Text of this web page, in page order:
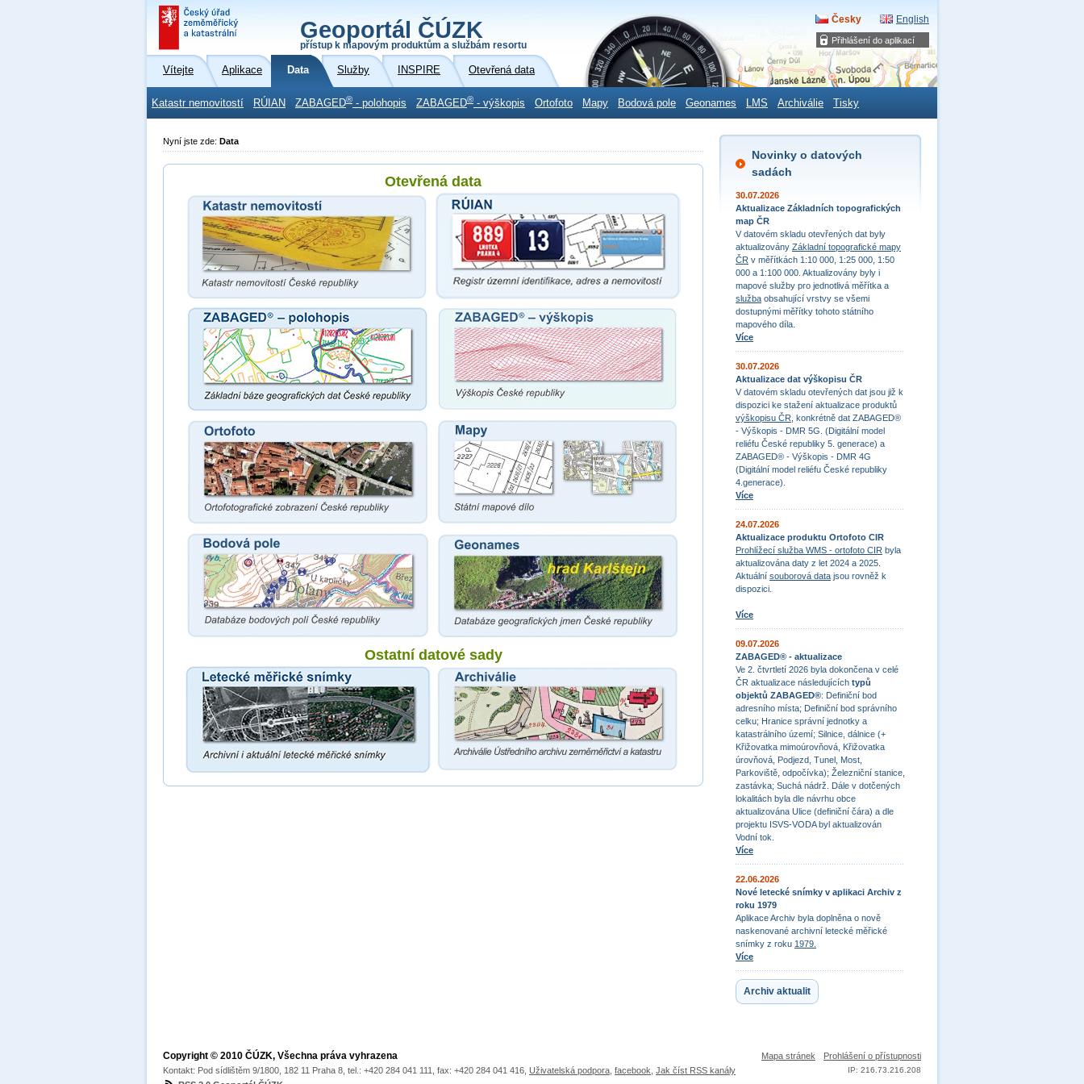
Přihlášení do aplikací
Geoportál ČÚZK
přístup k mapovým produktům a službám resortu
Česky English
Vítejte Aplikace Data Služby INSPIRE Otevřená data
Katastr nemovitostí RÚIAN ZABAGED® - polohopis ZABAGED® - výškopis Ortofoto Mapy Bodová pole Geonames LMS Archiválie Tisky
Novinky o datových
sadách
30.07.2026
Aktualizace Základních topografických
map ČR
V datovém skladu otevřených dat byly
aktualizovány Základní topografické mapy
ČR v měřítkách 1:10 000, 1:25 000, 1:50
000 a 1:100 000. Aktualizovány byly i
mapové služby pro jednotlivá měřítka a
služba obsahující vrstvy se všemi
dostupnými měřítky tohoto státního
mapového díla.
Více
30.07.2026
Aktualizace dat výškopisu ČR
V datovém skladu otevřených dat jsou již k
dispozici ke stažení aktualizace produktů
výškopisu ČR , konkrétně dat ZABAGED®
- Výškopis - DMR 5G. (Digitální model
reliéfu České republiky 5. generace) a
ZABAGED® - Výškopis - DMR 4G
(Digitální model reliéfu České republiky
4.generace).
Více
24.07.2026
Aktualizace produktu Ortofoto CIR
Prohlížecí služba WMS - ortofoto CIR byla
aktualizována daty z let 2024 a 2025.
Aktuální souborová data jsou rovněž k
dispozici.
Více
09.07.2026
ZABAGED® - aktualizace
Ve 2. čtvrtletí 2026 byla dokončena v celé
ČR aktualizace následujících typů
objektů ZABAGED®: Definiční bod
adresního místa; Definiční bod správního
celku; Hranice správní jednotky a
katastrálního území; Silnice, dálnice (+
Křižovatka mimoúrovňová, Křižovatka
úrovňová, Podjezd, Tunel, Most,
Parkoviště, odpočívka); Železniční stanice,
zastávka; Suchá nádrž. Dále v dotčených
lokalitách byla dle návrhu obce
aktualizována Ulice (definiční čára) a dle
projektu ISVS-VODA byl aktualizován
Vodní tok.
Více
22.06.2026
Nové letecké snímky v aplikaci Archiv z
roku 1979
Aplikace Archiv byla doplněna o nově
naskenované archivní letecké měřické
snímky z roku 1979.
Více
Archiv aktualit
Nyní jste zde: Data
Otevřená data
Ostatní datové sady
Mapa stránek Prohlášení o přístupnosti
IP: 216.73.216.208
Copyright © 2010 ČÚZK, Všechna práva vyhrazena
Kontakt: Pod sídlištěm 9/1800, 182 11 Praha 8, tel.: +420 284 041 111, fax: +420 284 041 416, Uživatelská podpora facebook Jak číst RSS kanály